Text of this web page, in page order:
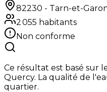
82230 - Tarn-et-
2 055 habitants
Non conforme
Ce résultat est basé sur
Quercy. La qualité de
quartier.